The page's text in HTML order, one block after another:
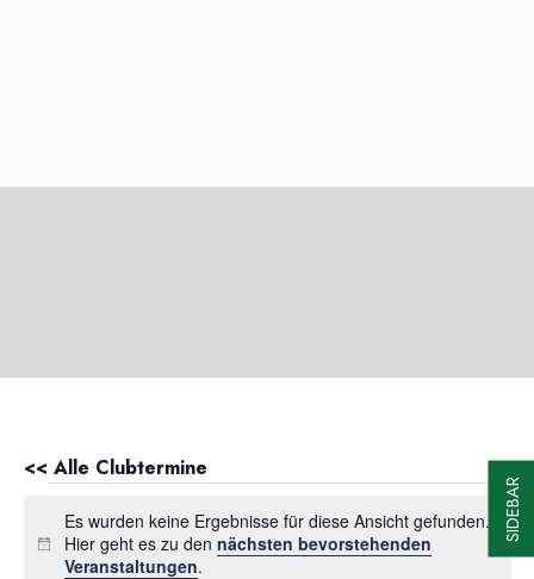
SIDEBAR
<< Alle Clubtermine
Veranstaltungen
Hinweis
Es wurden keine Ergebnisse für diese Ansicht gefunden.
Hier geht es zu den nächsten bevorstehenden
Veranstaltungen.